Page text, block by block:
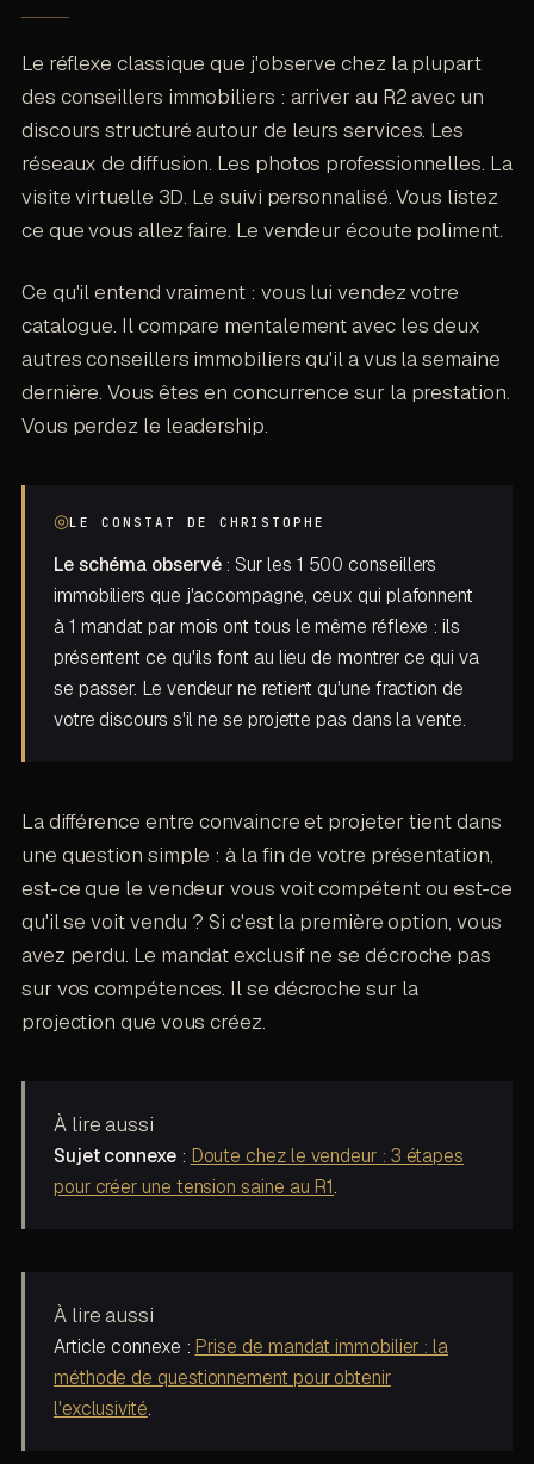
Le réflexe classique que j'observe chez la plupart
des conseillers immobiliers : arriver au R2 avec un
discours structuré autour de leurs services. Les
réseaux de diffusion. Les photos professionnelles. La
visite virtuelle 3D. Le suivi personnalisé. Vous listez
ce que vous allez faire. Le vendeur écoute poliment.
Ce qu'il entend vraiment : vous lui vendez votre
catalogue. Il compare mentalement avec les deux
autres conseillers immobiliers qu'il a vus la semaine
dernière. Vous êtes en concurrence sur la prestation.
Vous perdez le leadership.
◎LE CONSTAT DE CHRISTOPHE
Le schéma observé: Sur les 1 500 conseillers
immobiliers que j'accompagne, ceux qui plafonnent
à 1 mandat par mois ont tous le même réflexe : ils
présentent ce qu'ils font au lieu de montrer ce qui va
se passer. Le vendeur ne retient qu'une fraction de
votre discours s'il ne se projette pas dans la vente.
La différence entre convaincre et projeter tient dans
une question simple : à la fin de votre présentation,
est-ce que le vendeur vous voit compétent ou est-ce
qu'il se voit vendu ? Si c'est la première option, vous
avez perdu. Le mandat exclusif ne se décroche pas
sur vos compétences. Il se décroche sur la
projection que vous créez.
À lire aussi
Sujet connexe: Doute chez le vendeur : 3 étapes
pour créer une tension saine au R1.
À lire aussi
Article connexe : Prise de mandat immobilier : la
méthode de questionnement pour obtenir
l'exclusivité.